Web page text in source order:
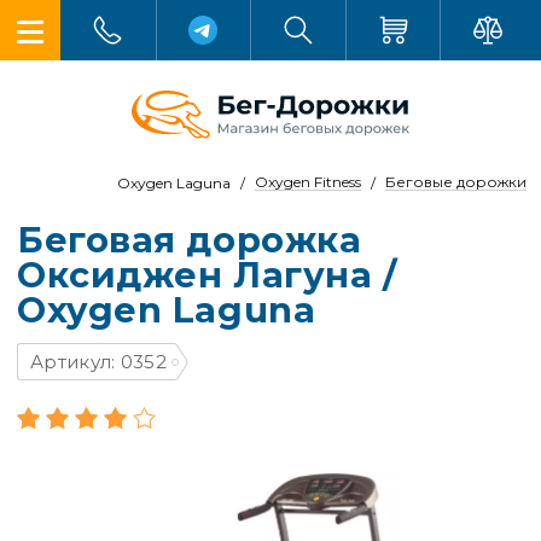
Беговые дорожки
Oxygen Fitness
Oxygen Laguna
Беговая дорожка
Оксиджен Лагуна /
Oxygen Laguna
Артикул: 0352